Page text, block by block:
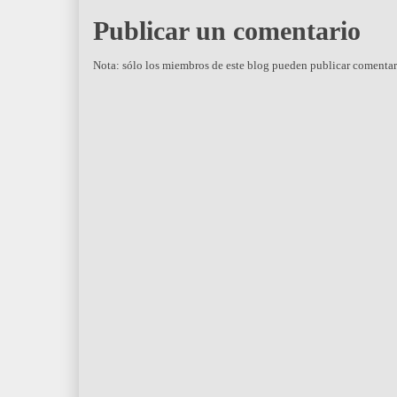
Publicar un comentario
Nota: sólo los miembros de este blog pueden publicar